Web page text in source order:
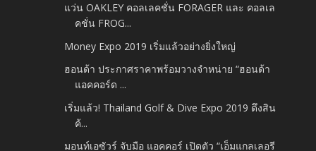
แว่น OAKLEY คอลเลคชั่น FORAGER และ คอลเล
คชั่น FROG...
Money Expo 2019 เริ่มแล้วอย่างยิ่งใหญ่
ฮอนด้า ประกาศราคาพร้อมวางจำหน่าย “ฮอนด้า
แอคคอร์ด ...
เริ่มแล้ว! Thailand Golf & Dive Expo 2019 ดึงสิน
ค้...
มอนท์เอซัวร์ จับมือ แอคคอร์ เปิดตัว “เอ็มแกลเลอรี